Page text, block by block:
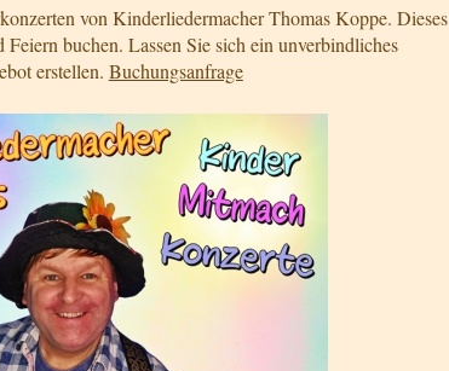
von Kinderliedermacher Thomas Koppe. Dieses
buchen. Lassen Sie sich ein unverbindliches
erstellen. Buchungsanfrage